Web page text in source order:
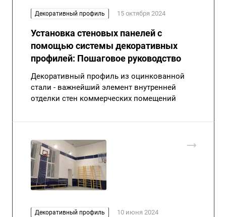
Декоративный профиль 15 октября 2024
Установка стеновых панелей с
помощью системы декоративных
профилей: Пошаговое руководство
Декоративный профиль из оцинкованной
стали - важнейший элемент внутренней
отделки стен коммерческих помещений
Декоративный профиль 10 июня 2024